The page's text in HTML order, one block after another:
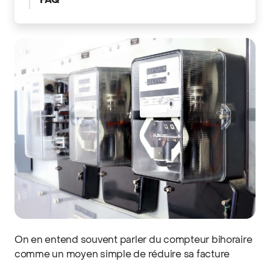
On en entend souvent parler du compteur bihoraire
comme un moyen simple de réduire sa facture